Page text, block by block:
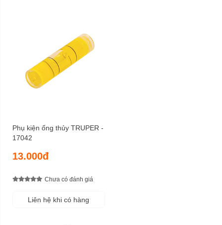
Phụ kiện ống thủy TRUPER -
17042
13.000đ
Chưa có đánh giá
Liên hệ khi có hàng